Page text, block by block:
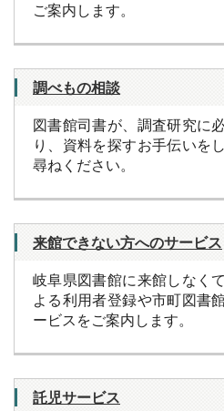
ご案内します。
調べもの相談
図書館司書が、調査研究に
り、資料を探すお手伝いを
尋ねください。
来館できない方へのサービス
岐阜県図書館に来館しなく
よる利用者登録や市町図書
ービスをご案内します。
託児サービス